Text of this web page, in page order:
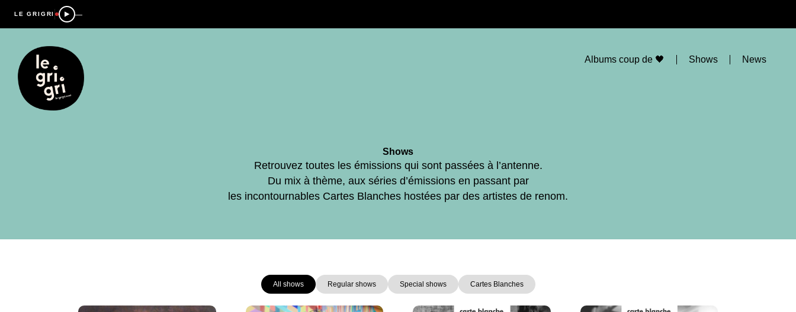
LE GRIGRI —
Albums coup de 🖤 Shows News
Shows
Retrouvez toutes les émissions qui sont passées à l’antenne.
Du mix à thème, aux séries d’émissions en passant par
les incontournables Cartes Blanches hostées par des artistes de renom.
All shows Regular shows Special shows Cartes Blanches
PagePagePage Page Page